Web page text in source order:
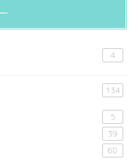
4
134
5
39
68